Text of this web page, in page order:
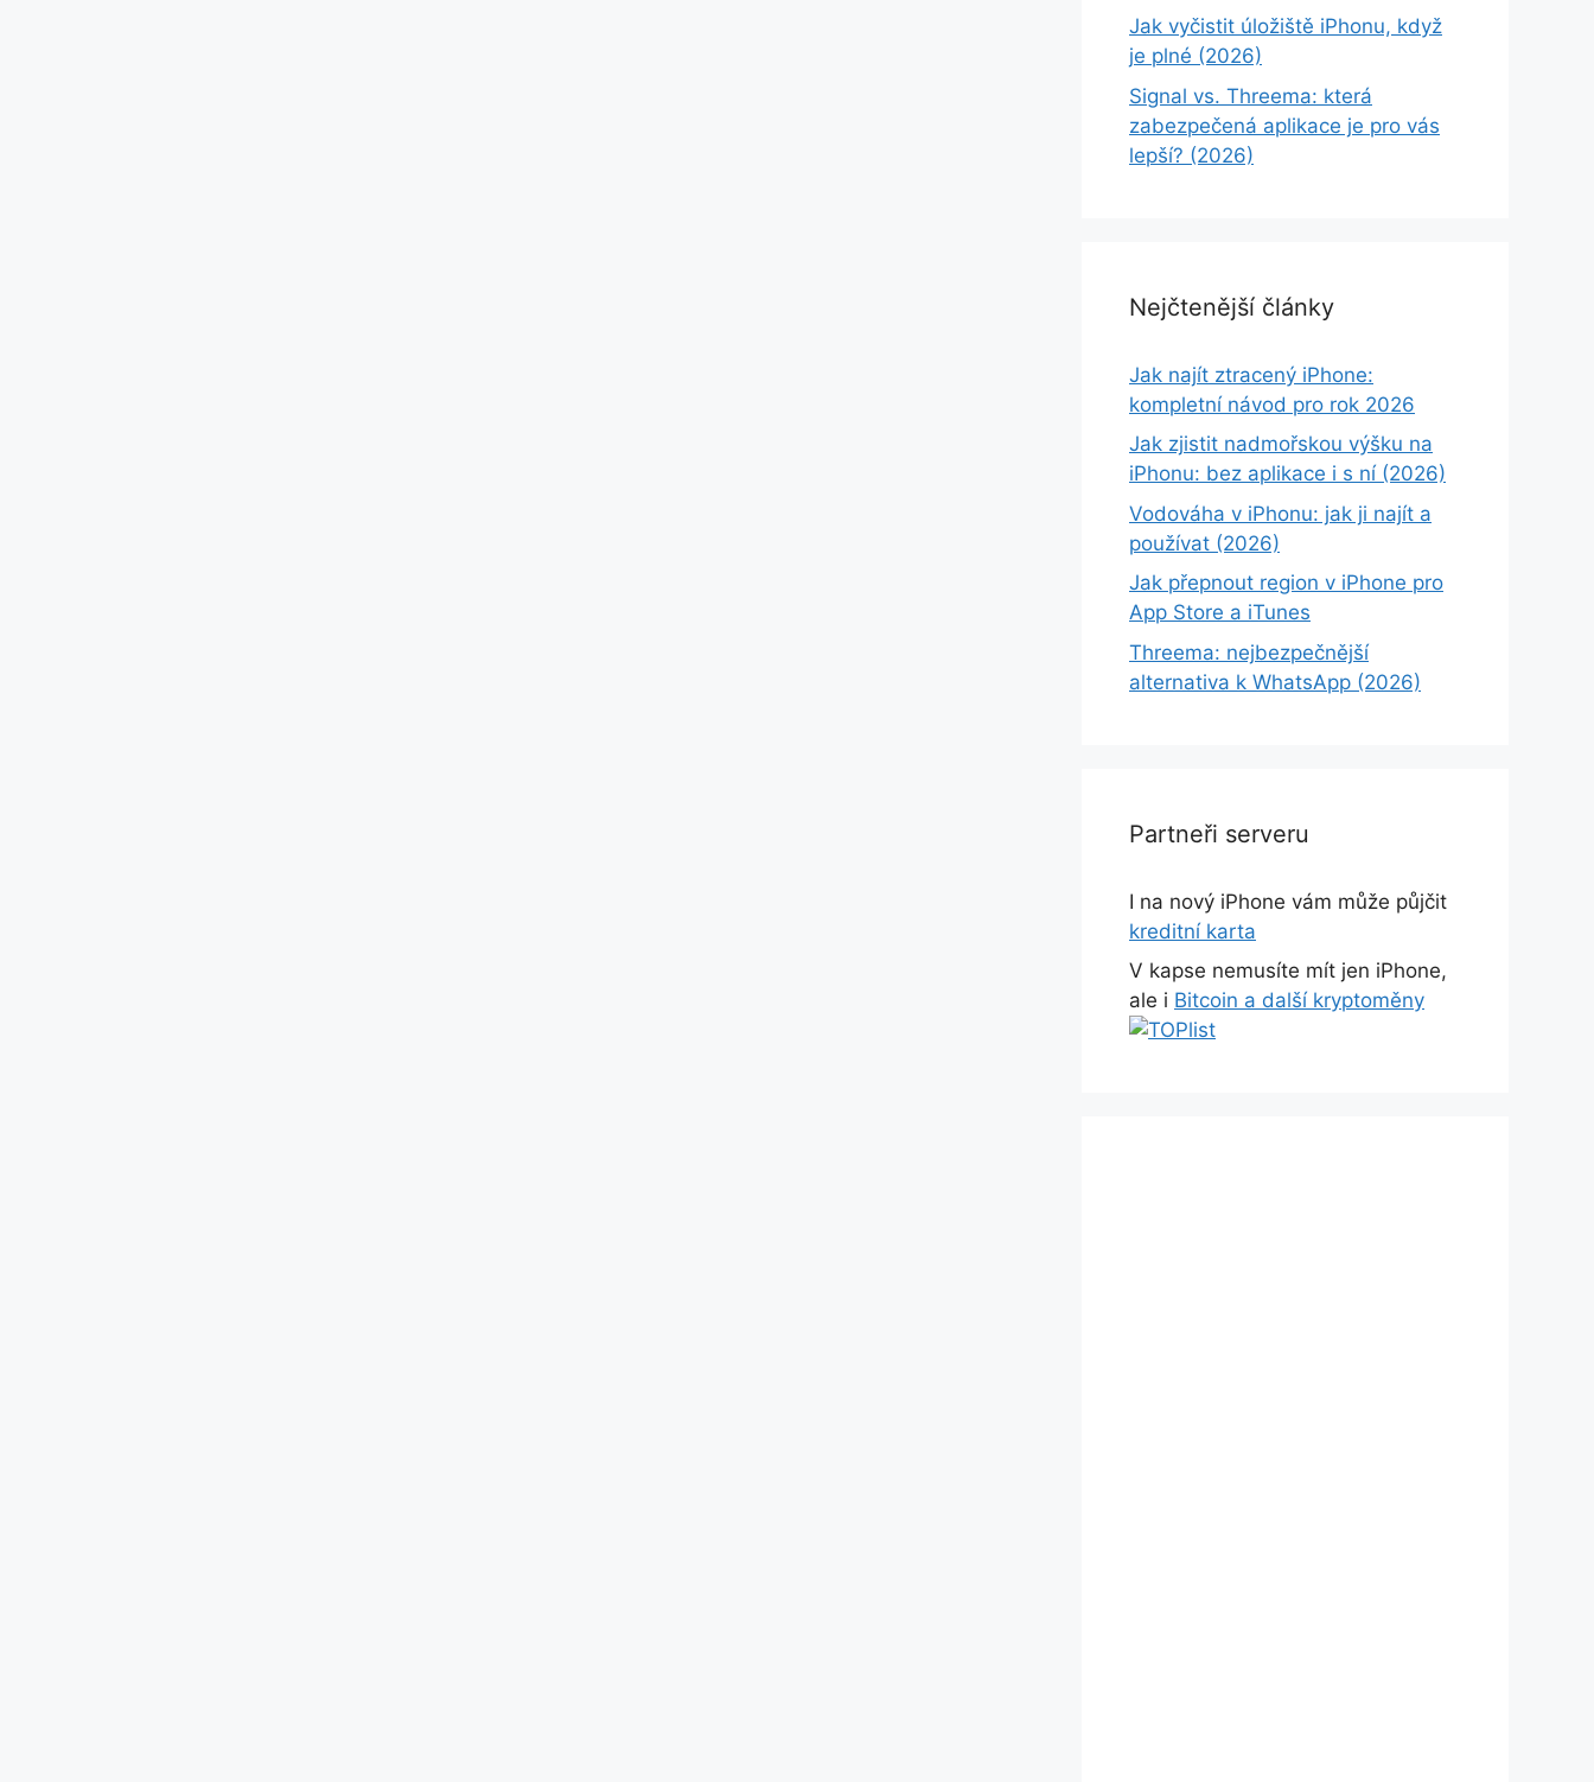
Jak vyčistit úložiště iPhonu, když
je plné (2026)
Signal vs. Threema: která
zabezpečená aplikace je pro vás
lepší? (2026)
Nejčtenější články
Jak najít ztracený iPhone:
kompletní návod pro rok 2026
Jak zjistit nadmořskou výšku na
iPhonu: bez aplikace i s ní (2026)
Vodováha v iPhonu: jak ji najít a
používat (2026)
Jak přepnout region v iPhone pro
App Store a iTunes
Threema: nejbezpečnější
alternativa k WhatsApp (2026)
Partneři serveru
I na nový iPhone vám může půjčit
kreditní karta
V kapse nemusíte mít jen iPhone,
ale i Bitcoin a další kryptoměny